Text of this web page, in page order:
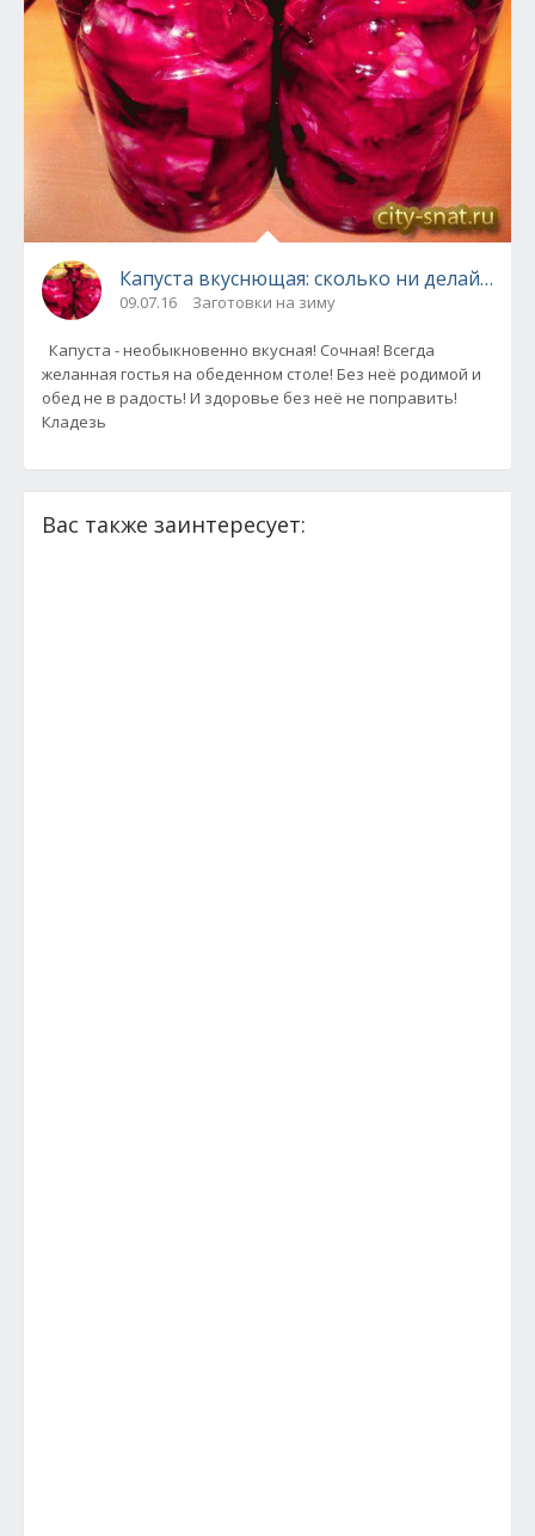
Капуста вкуснющая: сколько ни делай - на
09.07.16 Заготовки на зиму
Капуста - необыкновенно вкусная! Сочная! Всегда
желанная гостья на обеденном столе! Без неё родимой и
обед не в радость! И здоровье без неё не поправить!
Кладезь
Вас также заинтересует: